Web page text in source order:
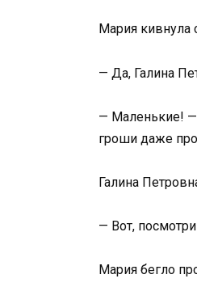
Мария кивнула
— Да, Галина
— Маленькие! —
гроши даже
Галина
— Вот,
Мария бегло